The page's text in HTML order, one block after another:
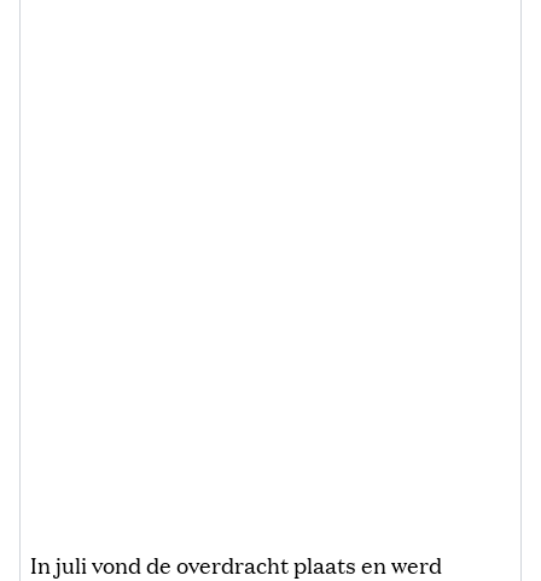
In juli vond de overdracht plaats en werd